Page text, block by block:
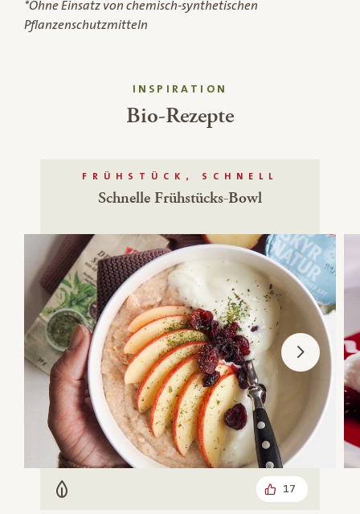
*Ohne Einsatz von chemisch-synthetischen
Pflanzenschutzmitteln
INSPIRATION
Bio-Rezepte
FRÜHSTÜCK, SCHNELL
Schnelle Frühstücks-Bowl
Vegetarisch 17